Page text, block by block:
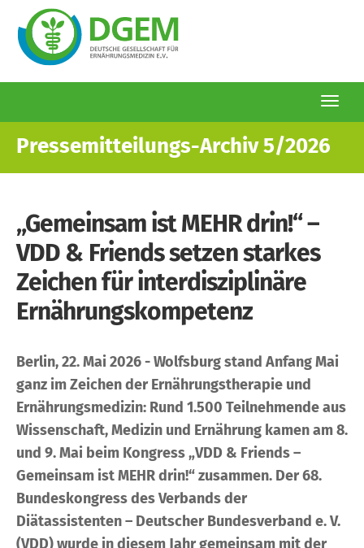
zumPressemitteilungs-Archiv 5/2026
„Gemeinsam ist MEHR drin!“ –
VDD & Friends setzen starkes
Zeichen für interdisziplinäre
Ernährungskompetenz
Berlin, 22. Mai 2026 - Wolfsburg stand Anfang Mai
ganz im Zeichen der Ernährungstherapie und
Ernährungsmedizin: Rund 1.500 Teilnehmende aus
Wissenschaft, Medizin und Ernährung kamen am 8.
und 9. Mai beim Kongress „VDD & Friends –
Gemeinsam ist MEHR drin!“ zusammen. Der 68.
Bundeskongress des Verbands der
Diätassistenten – Deutscher Bundesverband e. V.
(VDD) wurde in diesem Jahr gemeinsam mit der